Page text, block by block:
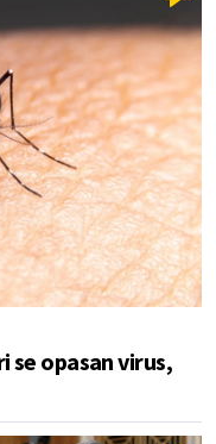
se opasan virus,